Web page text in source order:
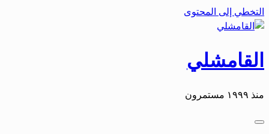
التخطي إلى المحتوى
القامشلي
منذ ١٩٩٩ مستمرون